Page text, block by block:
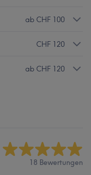
ab CHF 100
CHF 120
ab CHF 120
18 Bewertungen